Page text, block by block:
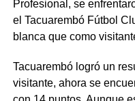
Profesional, se
el Tacuarembó Fútbol
blanca que como
Tacuarembó logró un
visitante, ahora se